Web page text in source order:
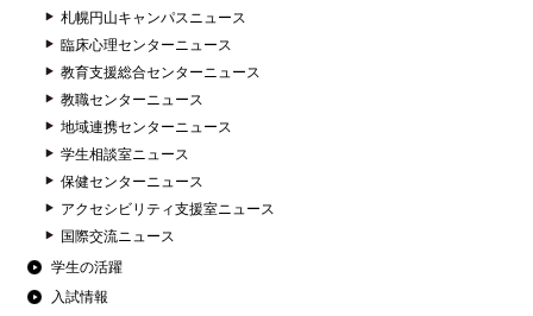
札幌円山キャンパスニュース
臨床心理センターニュース
教育支援総合センターニュース
教職センターニュース
地域連携センターニュース
学生相談室ニュース
保健センターニュース
アクセシビリティ支援室ニュース
国際交流ニュース
学生の活躍
入試情報